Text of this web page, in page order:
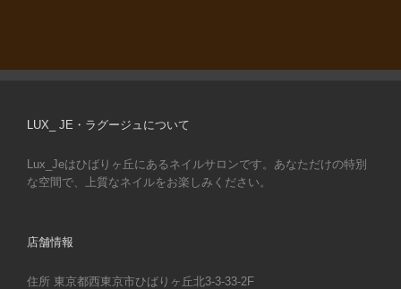
LUX_ JE・ラグージュについて
Lux_Jeはひばりヶ丘にあるネイルサロンです。あなただけの特別
な空間で、上質なネイルをお楽しみください。
店舗情報
住所 東京都西東京市ひばりヶ丘北3-3-33-2F